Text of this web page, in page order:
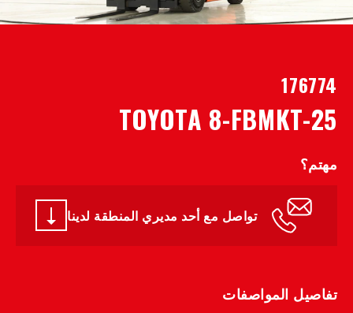
176774
TOYOTA 8-FBMKT-25
مهتم؟
تواصل مع أحد مديري المنطقة لدينا
تفاصيل المواصفات